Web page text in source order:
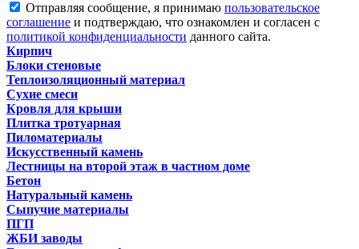
Отправляя сообщение, я принимаю пользовательское
соглашение и подтверждаю, что ознакомлен и согласен с
политикой конфиденциальности данного сайта.
Кирпич
Блоки стеновые
Теплоизоляционный материал
Сухие смеси
Кровля для крыши
Плитка тротуарная
Пиломатериалы
Искусственный камень
Лестницы на второй этаж в частном доме
Бетон
Натуральный камень
Сыпучие материалы
ПГП
ЖБИ заводы